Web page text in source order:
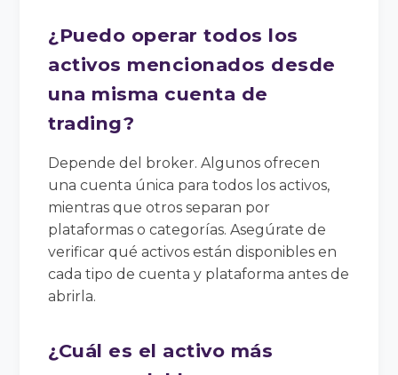
¿Puedo operar todos los
activos mencionados desde
una misma cuenta de
trading?
Depende del broker. Algunos ofrecen
una cuenta única para todos los activos,
mientras que otros separan por
plataformas o categorías. Asegúrate de
verificar qué activos están disponibles en
cada tipo de cuenta y plataforma antes de
abrirla.
¿Cuál es el activo más